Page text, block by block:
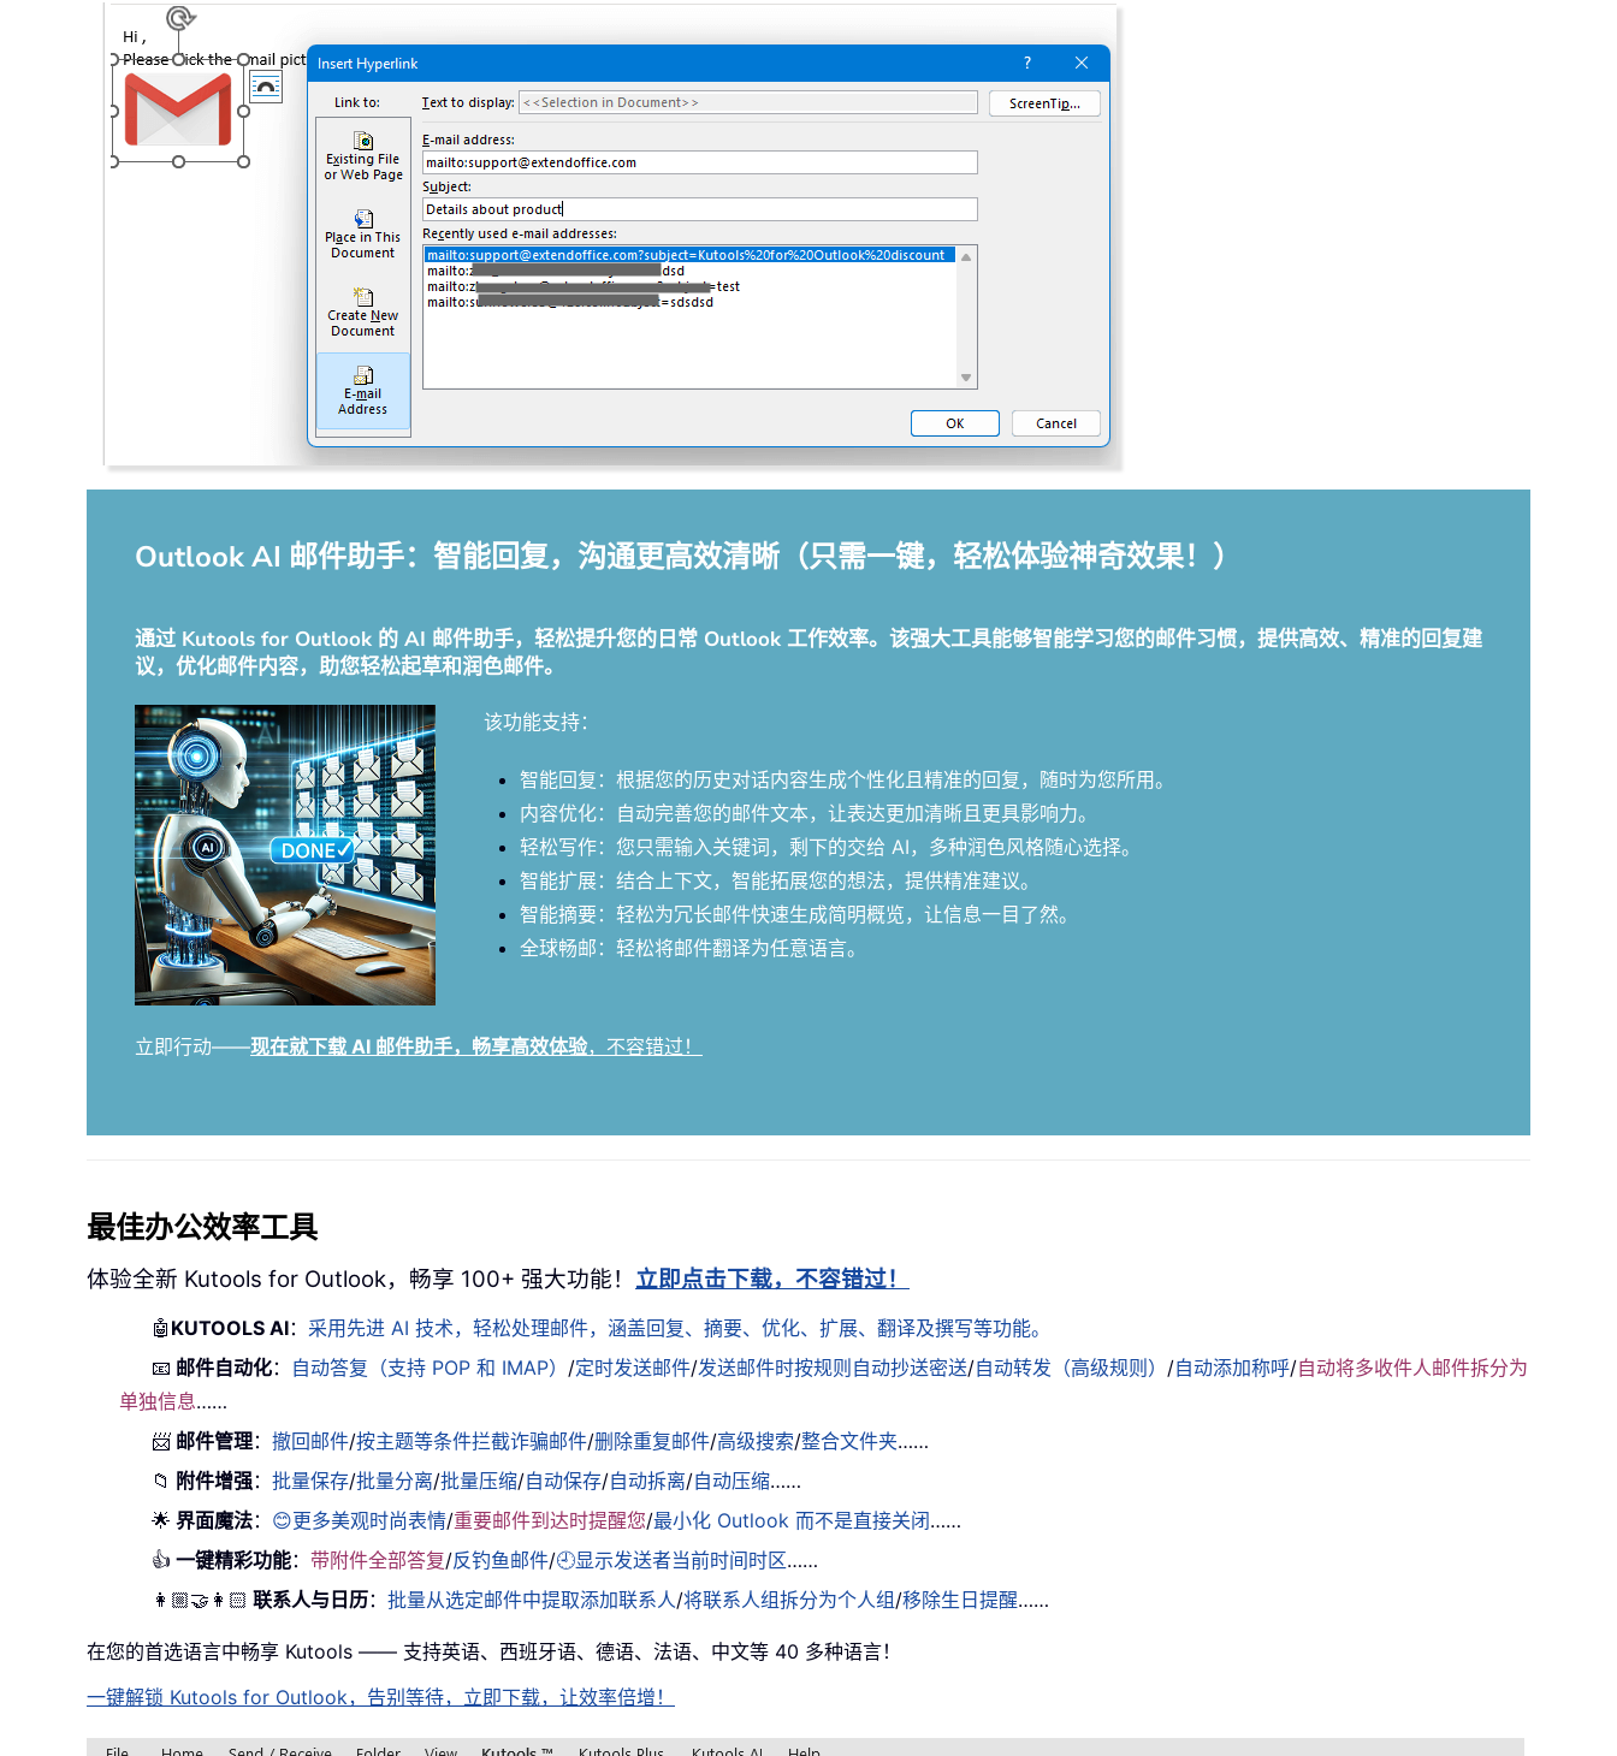
Outlook AI 邮件助手：智能回复，沟通更高效清晰（只需一键，轻松体验神奇效果！）
通过 Kutools for Outlook 的 AI 邮件助手，轻松提升您的日常 Outlook 工作效率。该强大工具能够智能学习您的邮件习惯，提供高效、精准的回复建
议，优化邮件内容，助您轻松起草和润色邮件。
该功能支持：
智能回复：根据您的历史对话内容生成个性化且精准的回复，随时为您所用。
内容优化：自动完善您的邮件文本，让表达更加清晰且更具影响力。
轻松写作：您只需输入关键词，剩下的交给 AI，多种润色风格随心选择。
智能扩展：结合上下文，智能拓展您的想法，提供精准建议。
智能摘要：轻松为冗长邮件快速生成简明概览，让信息一目了然。
全球畅邮：轻松将邮件翻译为任意语言。
立即行动——现在就下载 AI 邮件助手，畅享高效体验，不容错过！
最佳办公效率工具
体验全新 Kutools for Outlook，畅享 100+ 强大功能！ 立即点击下载，不容错过！
🤖 KUTOOLS AI： 采用先进 AI 技术，轻松处理邮件，涵盖回复、摘要、优化、扩展、翻译及撰写等功能。
📧 邮件自动化： 自动答复（支持 POP 和 IMAP） /定时发送邮件/发送邮件时按规则自动抄送密送/自动转发（高级规则） /自动添加称呼/自动将多收件人邮件拆分为
单独信息……
📨 邮件管理：撤回邮件/按主题等条件拦截诈骗邮件/删除重复邮件/高级搜索/整合文件夹……
📁 附件增强：批量保存/批量分离/批量压缩/自动保存/自动拆离/自动压缩……
🌟 界面魔法： 😊更多美观时尚表情/重要邮件到达时提醒您/最小化 Outlook 而不是直接关闭……
👍 一键精彩功能：带附件全部答复/反钓鱼邮件/🕘显示发送者当前时间时区……
👩🏼‍🤝‍👩🏻 联系人与日历：批量从选定邮件中提取添加联系人/将联系人组拆分为个人组 /移除生日提醒……
在您的首选语言中畅享 Kutools —— 支持英语、西班牙语、德语、法语、中文等 40 多种语言！
一键解锁 Kutools for Outlook，告别等待，立即下载，让效率倍增！